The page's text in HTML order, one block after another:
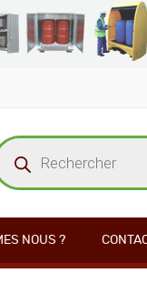
Recherche
NOUS ?